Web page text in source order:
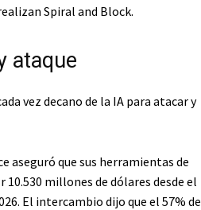
Spiral and Block.
ataque
vez decano de la IA para atacar y
aseguró que sus herramientas de
millones de dólares desde el
El intercambio dijo que el 57% de